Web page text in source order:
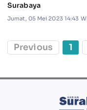
Surabaya
Jumat, 05 Mei 2023 14:43
Previous 1